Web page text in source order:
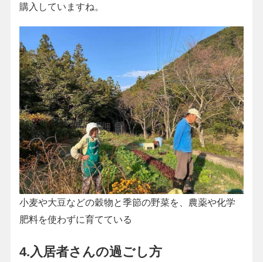
購入していますね。
小麦や大豆などの穀物と季節の野菜を、農薬や化学
肥料を使わずに育てている
4.入居者さんの過ごし方